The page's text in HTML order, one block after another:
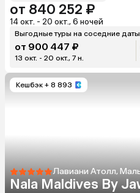
от 840 252 ₽
14 окт. - 20 окт., 6 ночей
Выгодные туры на соседние даты
от 900 447 ₽
13 окт. - 20 окт., 7 н.
Кешбэк + 8 893
Лавиани Атолл,
Nala Maldives By